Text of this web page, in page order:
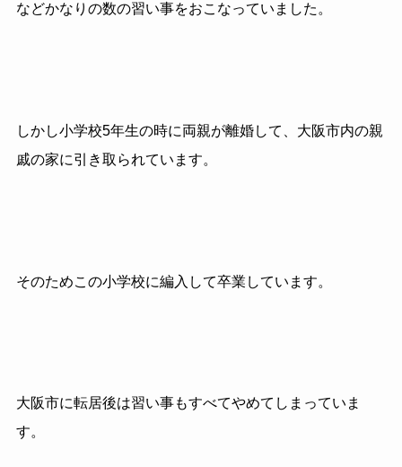
などかなりの数の習い事をおこなっていました。
しかし小学校5年生の時に両親が離婚して、大阪市内の親
戚の家に引き取られています。
そのためこの小学校に編入して卒業しています。
大阪市に転居後は習い事もすべてやめてしまっていま
す。